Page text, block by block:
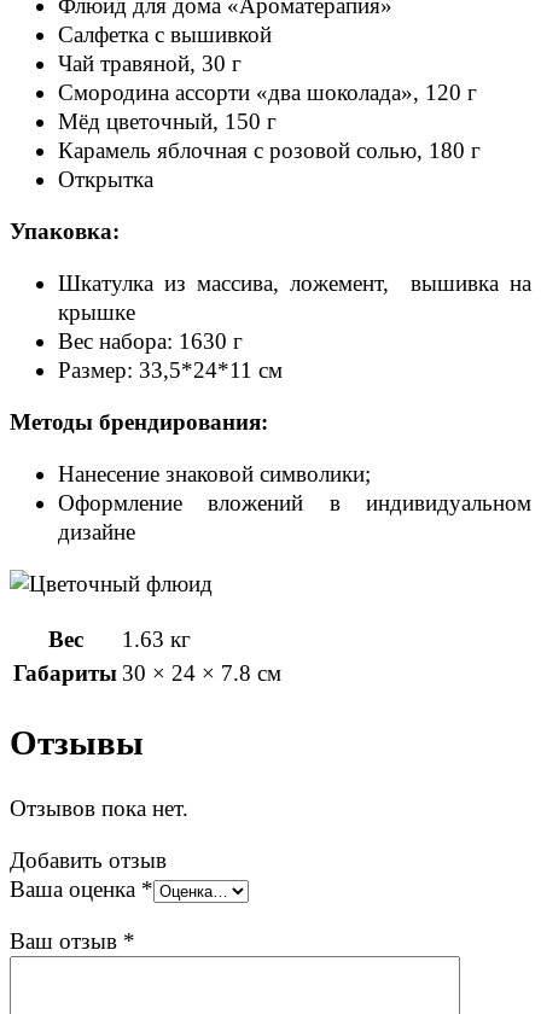
Флюид для дома «Ароматерапия»
Салфетка с вышивкой
Чай травяной, 30 г
Смородина ассорти «два шоколада», 120 г
Мёд цветочный, 150 г
Карамель яблочная с розовой солью, 180 г
Открытка
Упаковка:
Шкатулка из массива, ложемент, вышивка на
крышке
Вес набора: 1630 г
Размер: 33,5*24*11 см
Методы брендирования:
Нанесение знаковой символики;
Оформление вложений в индивидуальном
дизайне
Вес
1.63 кг
Габариты 30 × 24 × 7.8 см
Отзывы
Отзывов пока нет.
Добавить отзыв
Ваша оценка *
Ваш отзыв *